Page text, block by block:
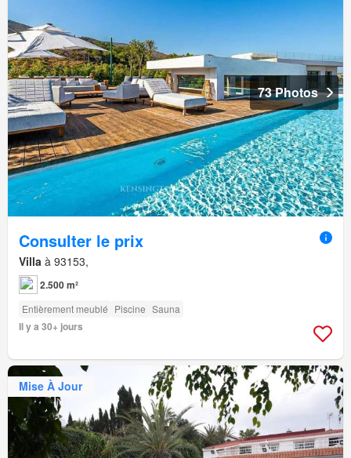
73 Photos
Consulter le prix
Villa à 93153,
2.500 m²
Entièrement meublé Piscine Sauna
Il y a 30+ jours
Mise À Jour